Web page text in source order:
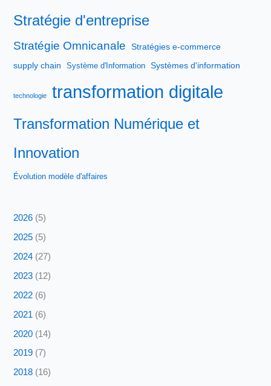
Stratégie d'entreprise
Stratégie Omnicanale
Stratégies e-commerce
supply chain
Système d'Information Systèmes d'information
technologie transformation digitale
Transformation Numérique et
Innovation
Évolution modèle d'affaires
2026 (5)
2025 (5)
2024 (27)
2023 (12)
2022 (6)
2021 (6)
2020 (14)
2019 (7)
2018 (16)